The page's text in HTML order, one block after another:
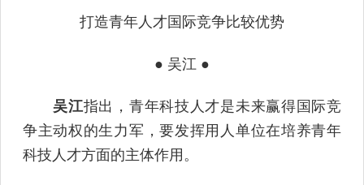
打造青年人才国际竞争比较优势
● 吴江 ●
吴江指出，青年科技人才是未来赢得国际竞
争主动权的生力军，要发挥用人单位在培养青年
科技人才方面的主体作用。